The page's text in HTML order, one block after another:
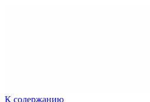
К содержанию